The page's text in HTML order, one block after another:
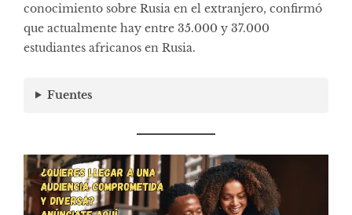
conocimiento sobre Rusia en el extranjero, confirmó
que actualmente hay entre 35.000 y 37.000
estudiantes africanos en Rusia.
Fuentes